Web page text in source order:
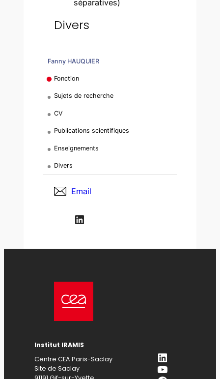
Fanny HAUQUIER
Fonction
Sujets de recherche
CV
Publications scientifiques
Enseignements
Divers
Email
LinkedIn
séparatives)
Divers
Institut IRAMIS
Centre CEA Paris-Saclay
Site de Saclay
LinkedIn
YouTube